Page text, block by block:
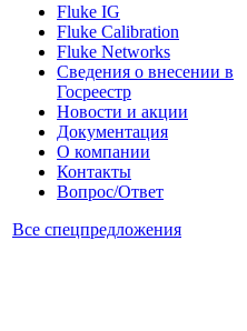
Fluke IG
Fluke Calibration
Fluke Networks
Сведения о внесении в
Госреестр
Новости и акции
Документация
О компании
Контакты
Вопрос/Ответ
Все спецпредложения